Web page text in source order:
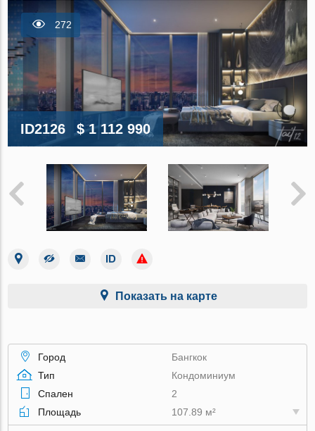
272
ID2126 $ 1 112 990
Показать на карте
Город
Бангкок
Тип
Кондоминиум
Спален
2
Площадь
107.89 м²